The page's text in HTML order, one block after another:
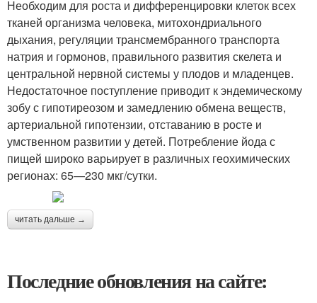
Необходим для роста и дифференцировки клеток всех
тканей организма человека, митохондриального
дыхания, регуляции трансмембранного транспорта
натрия и гормонов, правильного развития скелета и
центральной нервной системы у плодов и младенцев.
Недостаточное поступление приводит к эндемическому
зобу с гипотиреозом и замедлению обмена веществ,
артериальной гипотензии, отставанию в росте и
умственном развитии у детей. Потребление йода с
пищей широко варьирует в различных геохимических
регионах: 65—230 мкг/сутки.
читать дальше →
Последние обновления на сайте: